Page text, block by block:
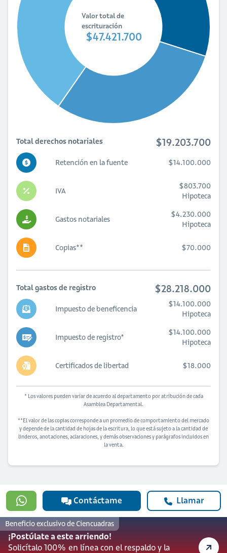
Contáctame Llamar
Beneficio exclusivo de Ciencuadras
¡Postúlate a este arriendo!
Solicítalo 100% en línea con el respaldo y la
Valor total de
escrituración
$47.421.700
Total derechos notariales $19.203.700
Retención en la fuente $14.100.000
IVA
$803.700
Hipoteca
Gastos notariales
$4.230.000
Hipoteca
Copias** $70.000
Total gastos de registro $28.218.000
Impuesto de beneficencia
$14.100.000
Hipoteca
Impuesto de registro*
$14.100.000
Hipoteca
Certificados de libertad $18.000
* Los valores pueden variar de acuerdo al departamento por atribución de cada
Asamblea Departamental.
**El valor de las copias corresponde a un promedio de comportamiento del mercado
y depende de la cantidad de hojas de la escritura, lo que está sujeto a la cantidad de
linderos, anotaciones, aclaraciones, y demás observaciones y parágrafos incluidos en
la venta.
¿Quieres solicitar financiación para
Solicitar ahora